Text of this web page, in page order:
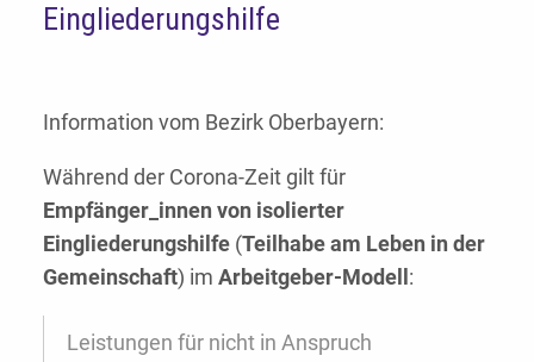
Eingliederungshilfe
Information vom Bezirk Oberbayern:
Während der Corona-Zeit gilt für
Empfänger_innen von isolierter
Eingliederungshilfe (Teilhabe am Leben in der
Gemeinschaft) im Arbeitgeber-Modell :
Leistungen für nicht in Anspruch